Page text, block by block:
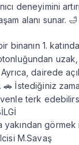
deneyimini
alanı sunar.
binanın 1.
Ayrıca, dairede
🚗 İstediğiniz
terk
yakından görmek
M.Savaş